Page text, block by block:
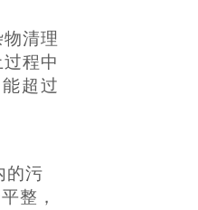
清理
程中
超过
的污
整，